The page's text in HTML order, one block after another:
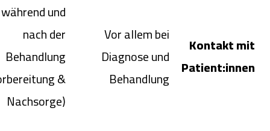
Kontakt mit
Patient:innen
Vor allem bei
Diagnose und
Behandlung
und
nach der
Behandlung
&
Nachsorge)